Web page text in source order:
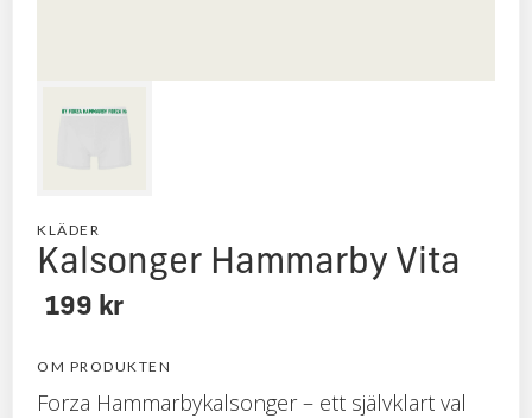
KLÄDER
Kalsonger Hammarby Vita
199 kr
OM PRODUKTEN
Forza Hammarbykalsonger – ett självklart val